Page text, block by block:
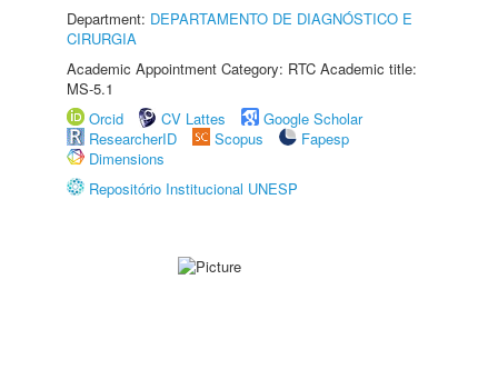
Department: DEPARTAMENTO DE DIAGNÓSTICO E
CIRURGIA
Academic Appointment Category: RTC Academic title:
MS-5.1
Orcid
CV Lattes
Google Scholar
ResearcherID
Scopus
Fapesp
Dimensions
Repositório Institucional UNESP